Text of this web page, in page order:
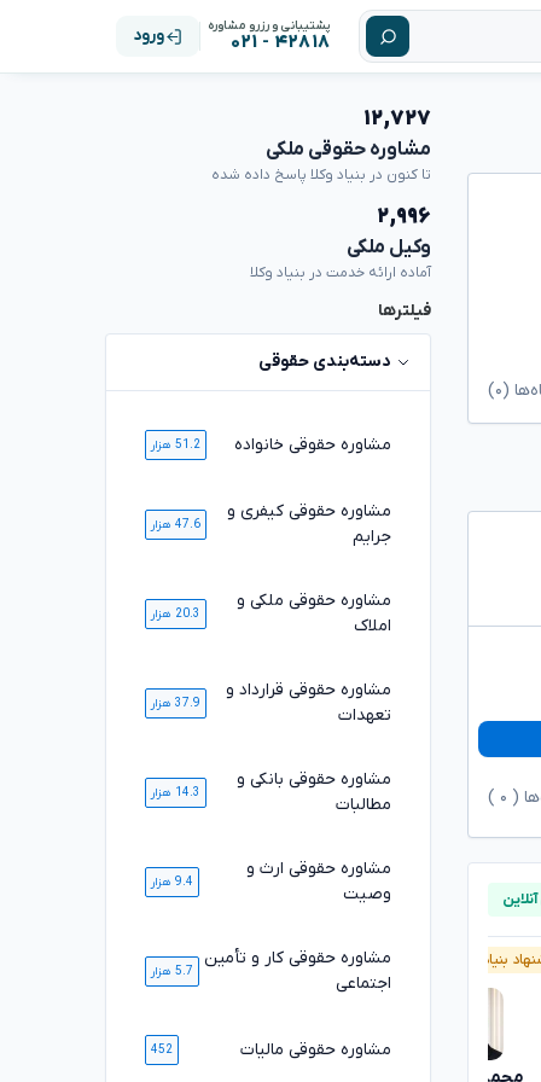
پشتیبانی و رزرو مشاوره
۴۲۸۱۸ - ۰۲۱ ورود
(۰)
( ۰
بنیاد وکلا پیشنهاد بنیاد وکلا
۱۲,۷۲۷
مشاوره حقوقی ملکی
تا کنون در بنیاد وکلا پاسخ داده شده
۲,۹۹۶
وکیل ملکی
آماده ارائه خدمت در بنیاد وکلا
فیلترها
دسته‌بندی حقوقی
مشاوره حقوقی خانواده 51.2 هزار
مشاوره حقوقی کیفری و
جرایم
47.6 هزار
مشاوره حقوقی ملکی و
املاک
20.3 هزار
مشاوره حقوقی قرارداد و
تعهدات
37.9 هزار
مشاوره حقوقی بانکی و
مطالبات
14.3 هزار
مشاوره حقوقی ارث و
وصیت
9.4 هزار
مشاوره حقوقی کار و تأمین
اجتماعی
5.7 هزار
مشاوره حقوقی مالیات 452